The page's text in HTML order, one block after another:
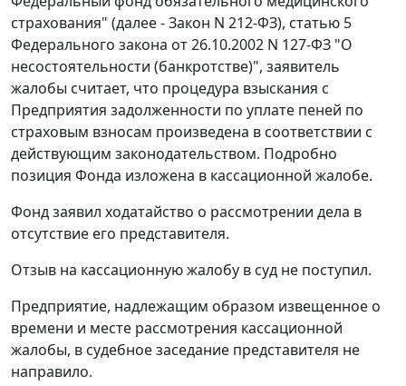
страхования" (далее - Закон N 212-ФЗ), статью 5
Федерального закона от 26.10.2002 N 127-ФЗ "О
несостоятельности (банкротстве)", заявитель
жалобы считает, что процедура взыскания с
Предприятия задолженности по уплате пеней по
страховым взносам произведена в соответствии с
действующим законодательством. Подробно
позиция Фонда изложена в кассационной жалобе.
Фонд заявил ходатайство о рассмотрении дела в
отсутствие его представителя.
Отзыв на кассационную жалобу в суд не поступил.
Предприятие, надлежащим образом извещенное о
времени и месте рассмотрения кассационной
жалобы, в судебное заседание представителя не
направило.